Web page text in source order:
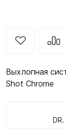
Выхлопная
Shot Chrome
DR.